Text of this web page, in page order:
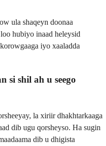
ula shaqeyn doonaa
hubiyo inaad heleysid
iyo xaaladda
si shil ah u seego
la xiriir dhakhtarkaaga
dib ugu qorsheyso. Ha sugin
dib u dhigista